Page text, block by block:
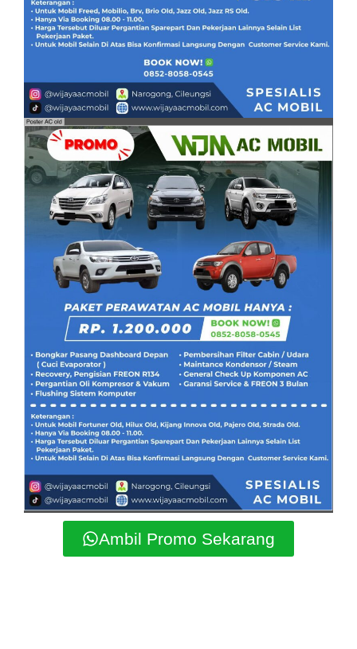
Ambil Promo Sekarang